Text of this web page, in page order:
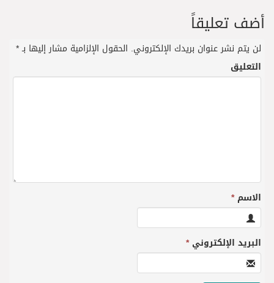
أضف تعليقاً
لن يتم نشر عنوان بريدك الإلكتروني. الحقول الإلزامية مشار إليها بـ*
التعليق
الاسم*
البريد الإلكتروني*